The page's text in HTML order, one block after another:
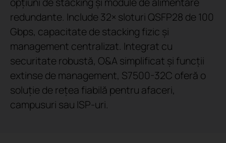
redundante. Include 32× sloturi QSFP28 de 100
Gbps, capacitate de stacking fizic și
management centralizat. Integrat cu
securitate robustă, O&A simplificat și funcții
extinse de management, S7500-32C oferă o
soluție de rețea fiabilă pentru afaceri,
campusuri sau ISP-uri.